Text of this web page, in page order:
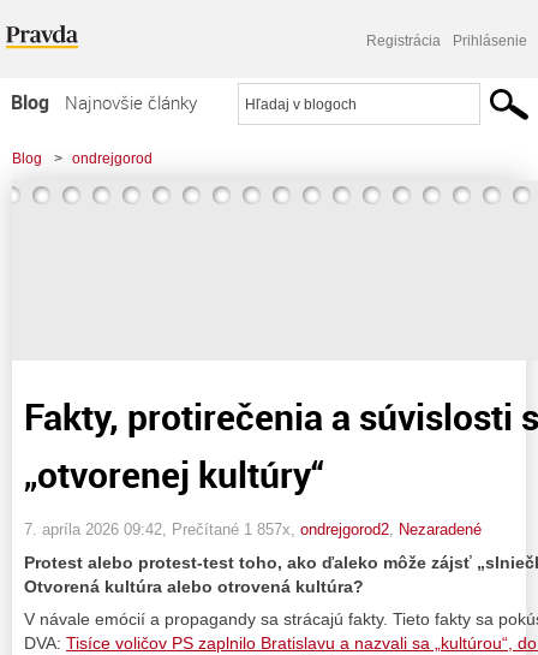
Registrácia Prihlásenie
Blog
Najnovšie články
Najčítanejšie články
Najkomentovanejšie články
Blog > ondrejgorod
> Fakty, protirečenia a súvislosti s protestami "otvorenej kultúry"
Fakty, protirečenia a súvislosti
„otvorenej kultúry“
7. apríla 2026 09:42 , Prečítané 1 857x, ondrejgorod2 Nezaradené
Protest alebo protest-test toho, ako ďaleko môže zájsť
Otvorená kultúra alebo otrovená kultúra?
V návale emócií a propagandy sa strácajú fakty. Tieto fakty sa
DVA: Tisíce voličov PS zaplnilo Bratislavu a nazvali sa „kultúrou“,